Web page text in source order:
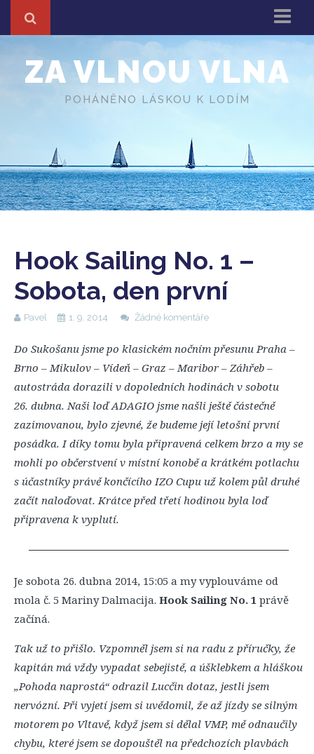
Z cest
About
ZA VLNOU VLNA
POHÁNĚNO LÁSKOU K LODÍM
Hook Sailing No. 1 –
Sobota, den první
Pavel 1. 9. 2014 Žádné komentáře
Do Sukošanu jsme po klasickém nočním přesunu Praha –
Brno – Mikulov – Vídeň – Graz – Maribor – Záhřeb –
autostráda dorazili v dopoledních hodinách v sobotu
26. dubna. Naši loď ADAGIO jsme našli ještě částečně
zazimovanou, bylo zjevné, že budeme její letošní první
posádka. I díky tomu byla připravená celkem brzo a my se
mohli po občerstvení v místní konobě a krátkém potlachu
s účastníky právě končícího IZO Cupu už kolem půl druhé
začít naloďovat. Krátce před třetí hodinou byla loď
připravena k vyplutí.
Je sobota 26. dubna 2014, 15:05 a my vyplouváme od
mola č. 5 Mariny Dalmacija. Hook Sailing No. 1 právě
začíná.
Tak už to přišlo. Vzpomněl jsem si na radu z příručky, že
kapitán má vždy vypadat sebejistě, a úšklebkem a hláškou
„Pohoda naprostá“ odrazil Lucčin dotaz, jestli jsem
nervózní. Při vyjetí jsem si uvědomil, že až jízdy se silným
motorem po Vltavě, když jsem si dělal VMP, mě odnaučily
chybu, které jsem se dopouštěl na předchozích plavbách